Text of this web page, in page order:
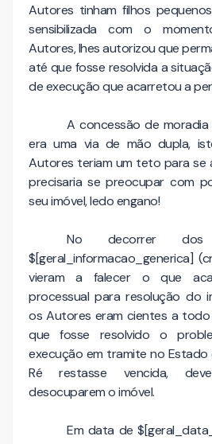
Autores tinham filhos
sensibilizada com o
Autores, lhes autorizou que
até que fosse resolvida a
de execução que acarretou a
A concessão de
era uma via de mão dupla,
Autores teriam um teto para se
precisaria se preocupar com
seu imóvel, ledo engano!
No decorrer
$[geral_informacao_generica]
vieram a falecer o que
processual para resolução do
os Autores eram cientes a
que fosse resolvido o
execução em tramite no
Ré restasse vencida,
desocuparem o imóvel.
Em data de